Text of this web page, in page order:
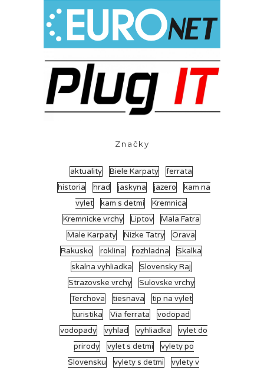
Značky
aktuality Biele Karpaty
ferrata
historia
hrad jaskyna jazero
kam na
vylet
kam s detmi
Kremnica
Kremnicke vrchy
Liptov
Mala Fatra
Male Karpaty
Nizke Tatry
Orava
Rakusko
roklina rozhladna
Skalka
skalna vyhliadka
Slovensky Raj
Strazovske vrchy
Sulovske vrchy
Terchova
tiesnava
tip na vylet
turistika
Via ferrata
vodopad
vodopady
vyhlad vyhliadka
vylet do
prirody
vylet s detmi
vylety po
Slovensku
vylety s detmi
vylety v